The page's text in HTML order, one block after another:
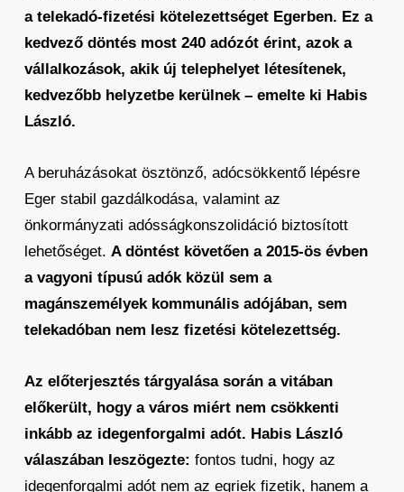
a telekadó-fizetési kötelezettséget Egerben. Ez a
kedvező döntés most 240 adózót érint, azok a
vállalkozások, akik új telephelyet létesítenek,
kedvezőbb helyzetbe kerülnek – emelte ki Habis
László.
A beruházásokat ösztönző, adócsökkentő lépésre
Eger stabil gazdálkodása, valamint az
önkormányzati adósságkonszolidáció biztosított
lehetőséget. A döntést követően a 2015-ös évben
a vagyoni típusú adók közül sem a
magánszemélyek kommunális adójában, sem
telekadóban nem lesz fizetési kötelezettség.
Az előterjesztés tárgyalása során a vitában
előkerült, hogy a város miért nem csökkenti
inkább az idegenforgalmi adót. Habis László
válaszában leszögezte: fontos tudni, hogy az
idegenforgalmi adót nem az egriek fizetik, hanem a